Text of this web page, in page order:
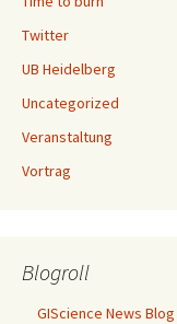
Twitter
UB Heidelberg
Uncategorized
Veranstaltung
Vortrag
Blogroll
GIScience News Blog